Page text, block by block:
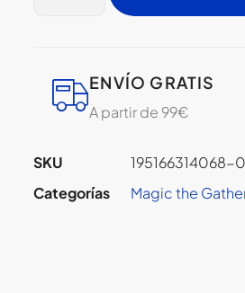
ENVÍO GRATIS
A partir de 99€
SKU
195166314068-0
Categorías
Magic the